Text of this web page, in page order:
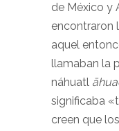
de México y
encontraron
aquel
llamaban la
náhuatl
significaba
creen que